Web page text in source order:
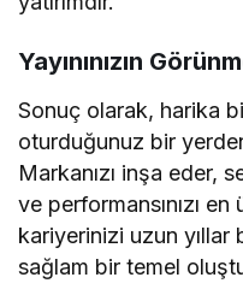
Yayınınızın
Sonuç olarak, harika
oturduğunuz bir
Markanızı inşa eder,
ve performansınızı
kariyerinizi uzun
sağlam bir temel